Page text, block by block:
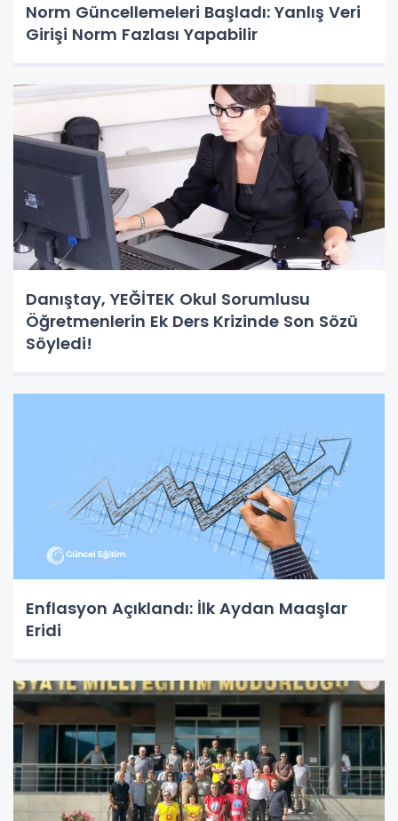
Norm Güncellemeleri Başladı: Yanlış Veri
Girişi Norm Fazlası Yapabilir
Danıştay, YEĞİTEK Okul Sorumlusu
Öğretmenlerin Ek Ders Krizinde Son Sözü
Söyledi!
Enflasyon Açıklandı: İlk Aydan Maaşlar
Eridi